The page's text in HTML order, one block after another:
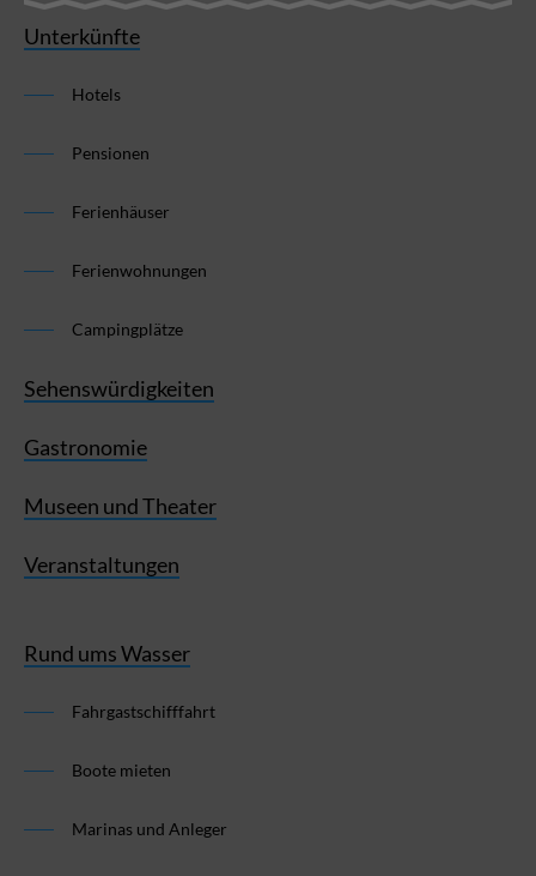
Unterkünfte
Hotels
Pensionen
Ferienhäuser
Ferienwohnungen
Campingplätze
Sehenswürdigkeiten
Gastronomie
Museen und Theater
Veranstaltungen
Rund ums Wasser
Fahrgastschifffahrt
Boote mieten
Marinas und Anleger